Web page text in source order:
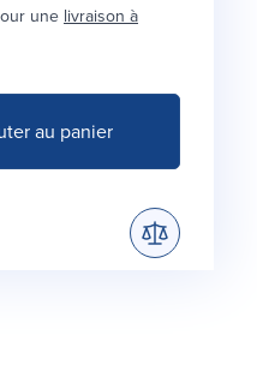
unelivraison à
au panier